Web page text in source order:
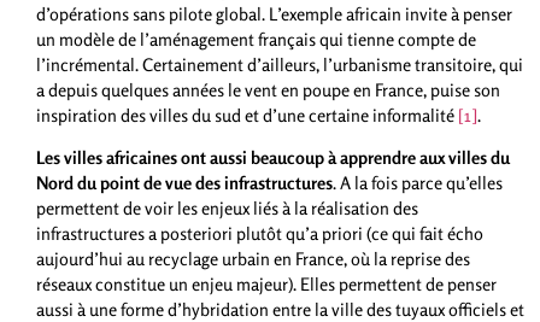
d’opérations sans pilote global. L’exemple africain invite à penser
un modèle de l’aménagement français qui tienne compte de
l’incrémental. Certainement d’ailleurs, l’urbanisme transitoire, qui
a depuis quelques années le vent en poupe en France, puise son
inspiration des villes du sud et d’une certaine informalité [1].
Les villes africaines ont aussi beaucoup à apprendre aux villes du
Nord du point de vue des infrastructures. A la fois parce qu’elles
permettent de voir les enjeux liés à la réalisation des
infrastructures a posteriori plutôt qu’a priori (ce qui fait écho
aujourd’hui au recyclage urbain en France, où la reprise des
réseaux constitue un enjeu majeur). Elles permettent de penser
aussi à une forme d’hybridation entre la ville des tuyaux officiels et